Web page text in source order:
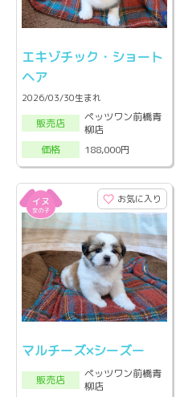
エキゾチック・ショート
ヘア
2026/03/30生まれ
販売店
ペッツワン前橋青
柳店
価格
188,000円
お気に入り
マルチーズ×シーズー
販売店
ペッツワン前橋青
柳店